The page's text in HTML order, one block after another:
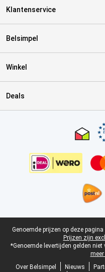
Klantenservice
Belsimpel
Winkel
Deals
Juridische voettekst
Genoemde prijzen op deze
Prijzen zijn
*Genoemde levertijden gelden
Over Belsimpel
Nieuws